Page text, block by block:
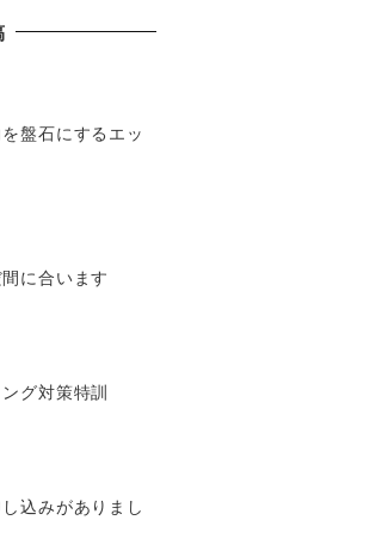
盤石にするエッ
に合います
グ対策特訓
込みがありまし